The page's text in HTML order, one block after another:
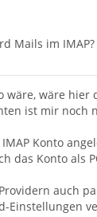
Mails im IMAP?
wäre, wäre hier
ist mir noch
Konto
das Konto als
auch
Einstellungen